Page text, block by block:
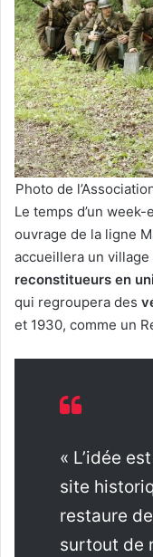
Photo de
Le temps d’un
ouvrage de la ligne
accueillera un village
reconstitueurs en
qui regroupera des
et 1930, comme un
« L’idée
site
restaure
surtout de